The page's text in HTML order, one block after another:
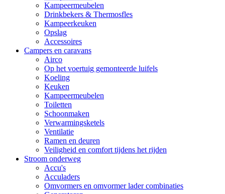
Kampeermeubelen
Drinkbekers & Thermosfles
Kampeerkeuken
Opslag
Accessoires
Campers en caravans
Airco
Op het voertuig gemonteerde luifels
Koeling
Keuken
Kampeermeubelen
Toiletten
Schoonmaken
Verwarmingsketels
Ventilatie
Ramen en deuren
Veiligheid en comfort tijdens het rijden
Stroom onderweg
Accu's
Acculaders
Omvormers en omvormer lader combinaties